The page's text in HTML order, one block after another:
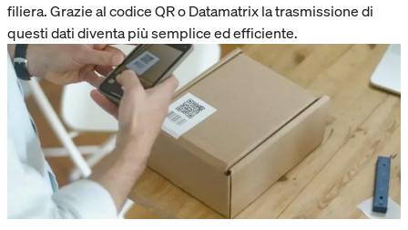
filiera. Grazie al codice QR o Datamatrix la trasmissione di
questi dati diventa più semplice ed efficiente.